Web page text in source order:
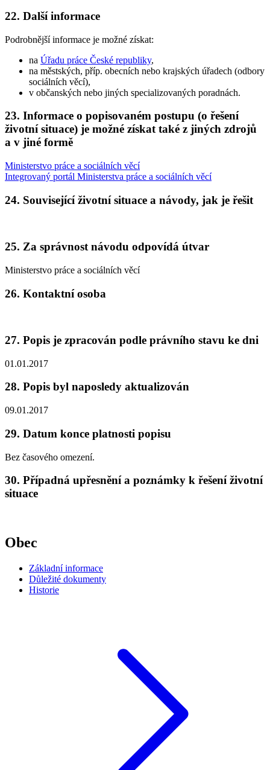
22. Další informace
Podrobnější informace je možné získat:
na Úřadu práce České republiky,
na městských, příp. obecních nebo krajských úřadech (odbory
sociálních věcí),
v občanských nebo jiných specializovaných poradnách.
23. Informace o popisovaném postupu (o řešení
životní situace) je možné získat také z jiných zdrojů
a v jiné formě
Ministerstvo práce a sociálních věcí
Integrovaný portál Ministerstva práce a sociálních věcí
24. Související životní situace a návody, jak je řešit
25. Za správnost návodu odpovídá útvar
Ministerstvo práce a sociálních věcí
26. Kontaktní osoba
27. Popis je zpracován podle právního stavu ke dni
01.01.2017
28. Popis byl naposledy aktualizován
09.01.2017
29. Datum konce platnosti popisu
Bez časového omezení.
30. Případná upřesnění a poznámky k řešení životní
situace
Obec
Základní informace
Důležité dokumenty
Historie